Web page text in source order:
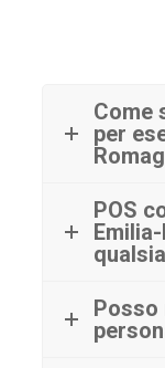
Come
per
POS
Posso